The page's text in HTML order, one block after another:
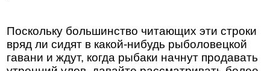
Поскольку большинство читающих эти строки
вряд ли сидят в какой-нибудь рыболовецкой
гавани и ждут, когда рыбаки начнут продавать